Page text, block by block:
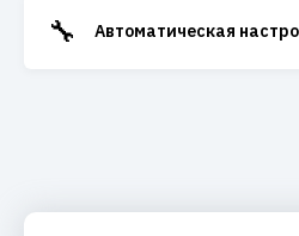
🔧 Автоматическая